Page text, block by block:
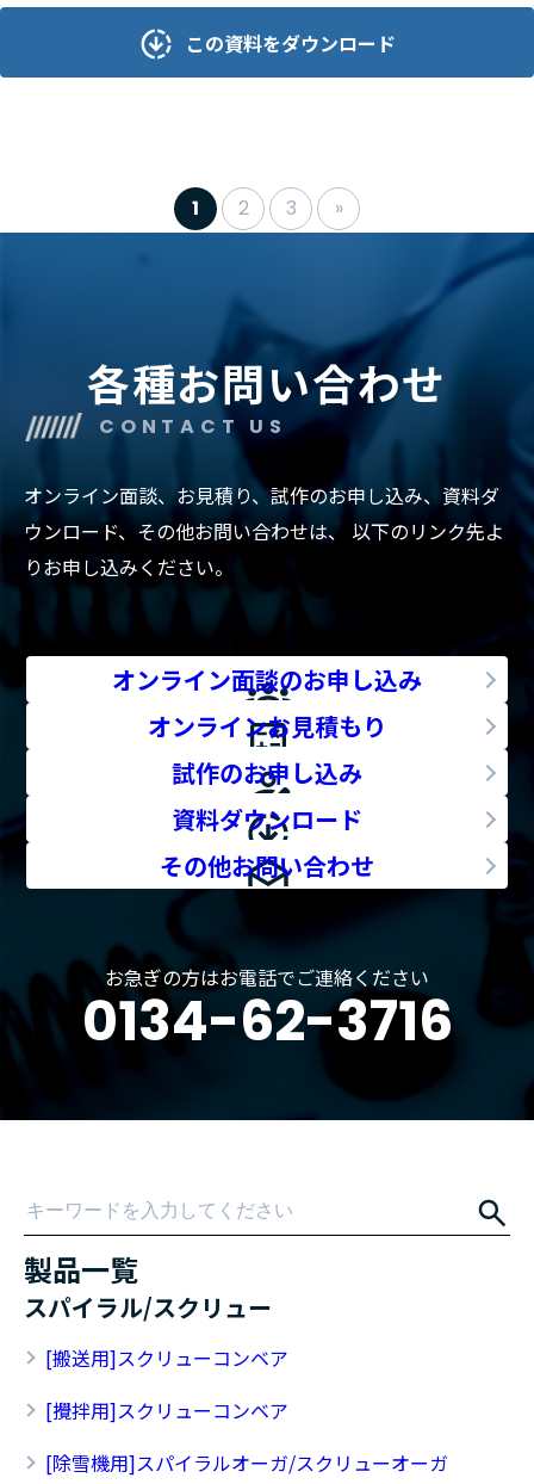
この資料をダウンロード
1 2 3 »
各種お問い合わせ
CONTACT US
オンライン面談、お見積り、試作のお申し込み、資料ダ
ウンロード、その他お問い合わせは、 以下のリンク先よ
りお申し込みください。
オンライン面談のお申し込み
オンラインお見積もり
試作のお申し込み
資料ダウンロード
その他お問い合わせ
お急ぎの方はお電話でご連絡ください
0134-62-3716
製品一覧
スパイラル/スクリュー
[搬送用]スクリューコンベア
[攪拌用]スクリューコンベア
[除雪機用]スパイラルオーガ/スクリューオーガ